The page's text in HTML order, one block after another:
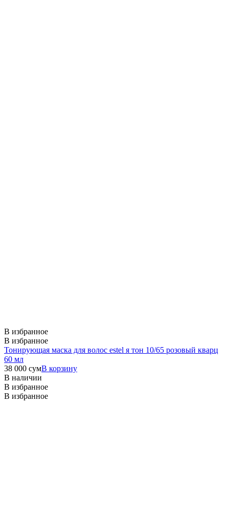
В избранное
В избранное
Тонирующая маска для волос estel я тон 10/65 розовый кварц
60 мл
38 000 сумВ корзину
В наличии
В избранное
В избранное